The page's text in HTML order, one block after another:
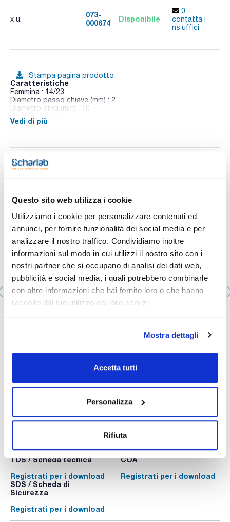
Questo sito web utilizza i cookie
Utilizziamo i cookie per personalizzare contenuti ed
annunci, per fornire funzionalità dei social media e per
analizzare il nostro traffico. Condividiamo inoltre
informazioni sul modo in cui utilizzi il nostro sito con i
nostri partner che si occupano di analisi dei dati web,
pubblicità e social media, i quali potrebbero combinarle
con altre informazioni che hai fornito loro o che hanno
raccolto dal tuo utilizzo dei loro servizi.
Mostra dettagli
Accetta tutti
Personalizza
Rifiuta
x u.
073-
000674
Disponibile
0 -
contatta i
ns.uffici
Stampa pagina prodotto
Caratteristiche
Femmina : 14/23
Diametro passo chiave (mm) : 2
Diametro oliva (mm) : 10
Vedi di più
Ti potrebbe interessare anche
Confezionamento: x 100 g :: Plastic bottle
Acquista
Documentazione tecnica
TDS / Scheda tecnica
Registrati per i download
COA
Registrati per i download
SDS / Scheda di
Sicurezza
Registrati per i download